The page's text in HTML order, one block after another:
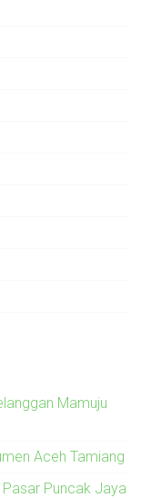
Mamuju
Aceh Tamiang
Pasar Puncak Jaya